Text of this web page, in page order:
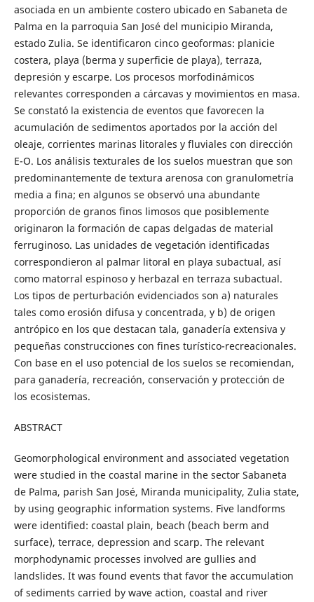
asociada en un ambiente costero ubicado en Sabaneta de
Palma en la parroquia San José del municipio Miranda,
estado Zulia. Se identificaron cinco geoformas: planicie
costera, playa (berma y superficie de playa), terraza,
depresión y escarpe. Los procesos morfodinámicos
relevantes corresponden a cárcavas y movimientos en masa.
Se constató la existencia de eventos que favorecen la
acumulación de sedimentos aportados por la acción del
oleaje, corrientes marinas litorales y fluviales con dirección
E-O. Los análisis texturales de los suelos muestran que son
predominantemente de textura arenosa con granulometría
media a fina; en algunos se observó una abundante
proporción de granos finos limosos que posiblemente
originaron la formación de capas delgadas de material
ferruginoso. Las unidades de vegetación identificadas
correspondieron al palmar litoral en playa subactual, así
como matorral espinoso y herbazal en terraza subactual.
Los tipos de perturbación evidenciados son a) naturales
tales como erosión difusa y concentrada, y b) de origen
antrópico en los que destacan tala, ganadería extensiva y
pequeñas construcciones con fines turístico-recreacionales.
Con base en el uso potencial de los suelos se recomiendan,
para ganadería, recreación, conservación y protección de
los ecosistemas.
ABSTRACT
Geomorphological environment and associated vegetation
were studied in the coastal marine in the sector Sabaneta
de Palma, parish San José, Miranda municipality, Zulia state,
by using geographic information systems. Five landforms
were identified: coastal plain, beach (beach berm and
surface), terrace, depression and scarp. The relevant
morphodynamic processes involved are gullies and
landslides. It was found events that favor the accumulation
of sediments carried by wave action, coastal and river